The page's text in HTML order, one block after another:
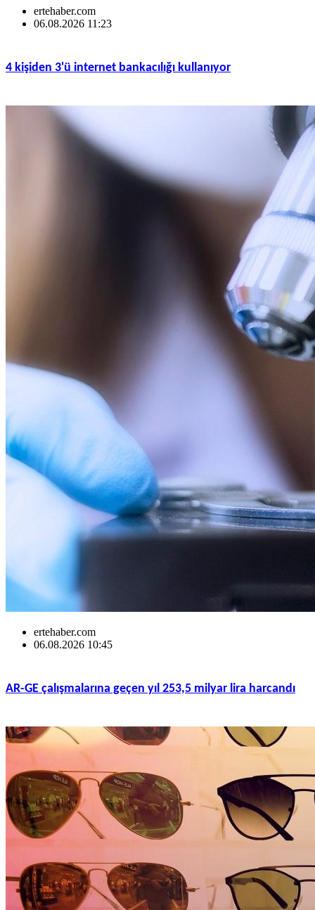
ertehaber.com
06.08.2026 11:23
4 kişiden 3'ü internet bankacılığı kullanıyor
ertehaber.com
06.08.2026 10:45
AR-GE çalışmalarına geçen yıl 253,5 milyar lira harcandı